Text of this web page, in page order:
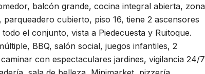
balcón grande, cocina integral abierta, zona
cubierto, piso 16, tiene 2 ascensores
el conjunto, vista a Piedecuesta y Ruitoque.
BBQ, salón social, juegos infantiles, 2
con espectaculares jardines, vigilancia 24/7